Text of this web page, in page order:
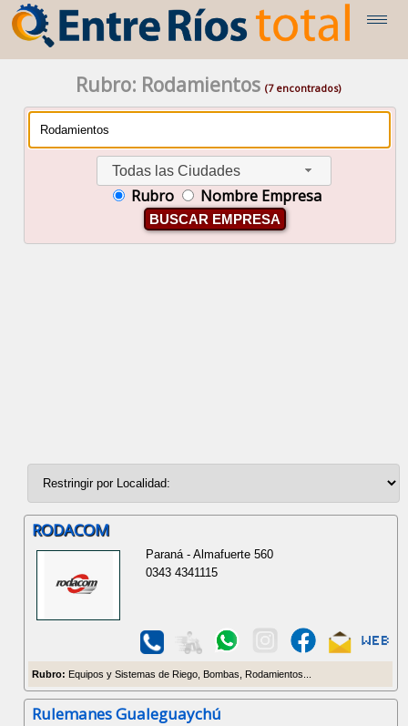
Rubro: Rodamientos (7 encontrados)
Todas las Ciudades
Rubro Nombre Empresa
BUSCAR EMPRESA
RODACOM
Paraná - Almafuerte 560
0343 4341115
Rubro: Equipos y Sistemas de Riego, Bombas, Rodamientos...
Rulemanes Gualeguaychú